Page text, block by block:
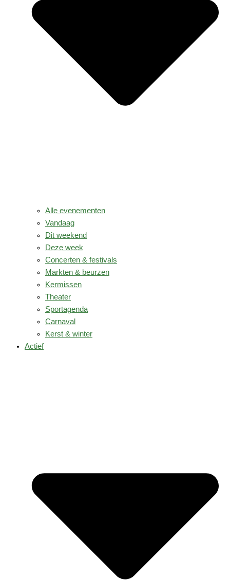
Alle evenementen
Vandaag
Dit weekend
Deze week
Concerten & festivals
Markten & beurzen
Kermissen
Theater
Sportagenda
Carnaval
Kerst & winter
Actief